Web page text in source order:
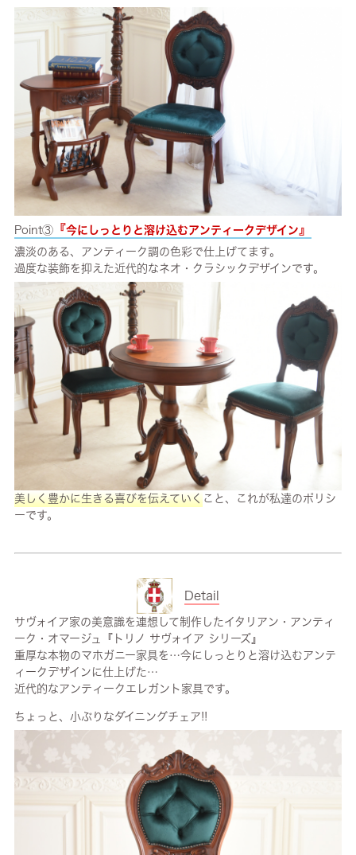
Point③『今にしっとりと溶け込むアンティークデザイン 』
濃淡のある、アンティーク調の色彩で仕上げてます。
過度な装飾を抑えた近代的なネオ・クラシックデザインです。
美しく豊かに生きる喜びを伝えていくこと、これが私達のポリシ
ーです。
Detail
サヴォイア家の美意識を連想して制作したイタリアン・アンティ
ーク・オマージュ『トリノ サヴォイア シリーズ』
重厚な本物のマホガニー家具を…今にしっとりと溶け込むアンテ
ィークデザインに仕上げた…
近代的なアンティークエレガント家具です。
ちょっと、小ぶりなダイニングチェア!!